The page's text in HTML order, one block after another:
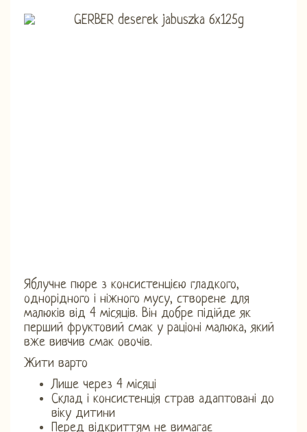
Яблучне пюре з консистенцією гладкого,
однорідного і ніжного мусу, створене для
малюків від 4 місяців. Він добре підійде як
перший фруктовий смак у раціоні малюка, який
вже вивчив смак овочів.
Жити варто
Лише через 4 місяці
Склад і консистенція страв адаптовані до
віку дитини
Перед відкриттям не вимагає